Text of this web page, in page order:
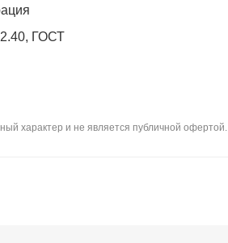
ГОСТ
характер и не является публичной офертой.